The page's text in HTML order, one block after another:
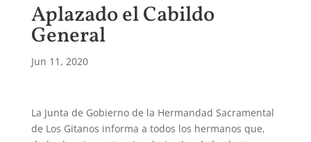
Aplazado el Cabildo
General
Jun 11, 2020
La Junta de Gobierno de la Hermandad Sacramental
de Los Gitanos informa a todos los hermanos que,